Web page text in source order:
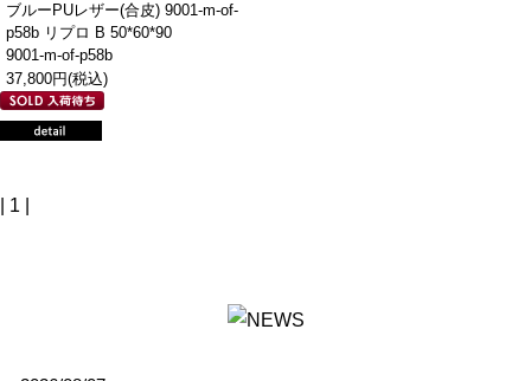
ブルーPUレザー(合皮) 9001-m-of-
p58b リプロ B 50*60*90
9001-m-of-p58b
37,800円(税込)
| 1 |